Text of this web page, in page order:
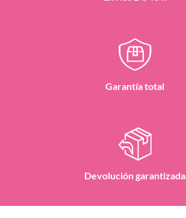
Garantía total
Devolución garantizada